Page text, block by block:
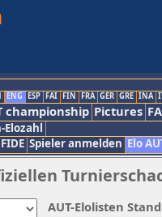
ENG ESP FAI FIN FRA GER GRE INA
championship Pictures
Elozahl
FIDE Spieler anmelden Elo
AUT-Elolisten